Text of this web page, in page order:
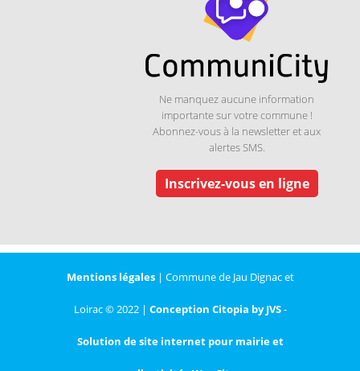
Ne manquez aucune information
importante sur votre commune !
Abonnez-vous à la newsletter et aux
alertes SMS.
Inscrivez-vous en ligne
Mentions légales | Commune de Jau Dignac et
Loirac © 2022 | Conception Citopia by JVS-
Solution de site internet pour mairie et